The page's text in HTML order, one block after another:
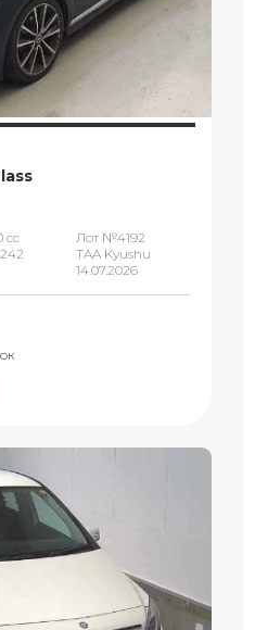
сс
Лот №4192
TAA Kyushu
14.07.2026